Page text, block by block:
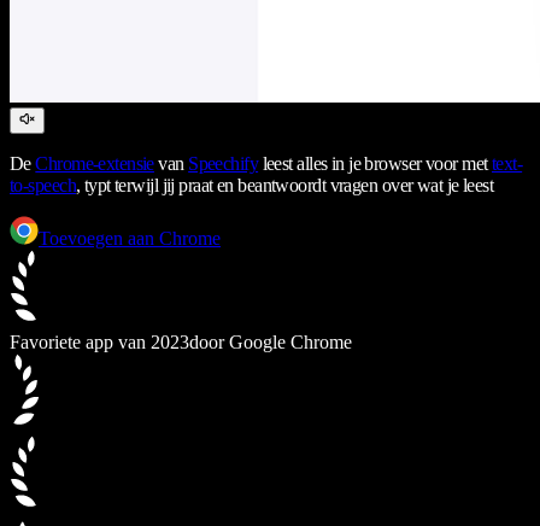
DeChrome-extensievan Speechifyleest alles in je browser voor mettext-
to-speech, typt terwijl jij praat en beantwoordt vragen over wat je leest
Toevoegen aan Chrome
Favoriete app van 2023door Google Chrome